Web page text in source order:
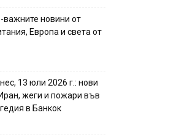
новини от
Европа и света от
13 юли 2026 г.: нови
жеги и пожари във
в Банкок